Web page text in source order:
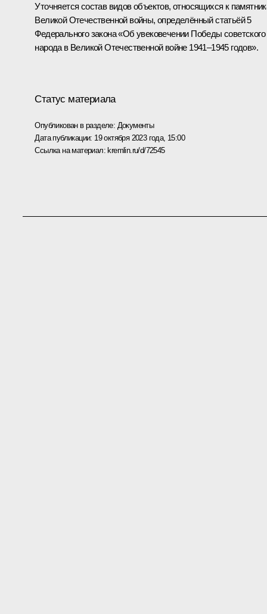
Уточняется состав видов объектов, относящихся к
Великой Отечественной войны, определённый статьёй 5
Федерального закона «Об увековечении Победы советского
народа в Великой Отечественной войне 1941–1945 годов».
Статус материала
Опубликован в разделе: Документы
Дата публикации: 19 октября 2023 года, 15:00
Ссылка на материал: kremlin.ru/d/72545